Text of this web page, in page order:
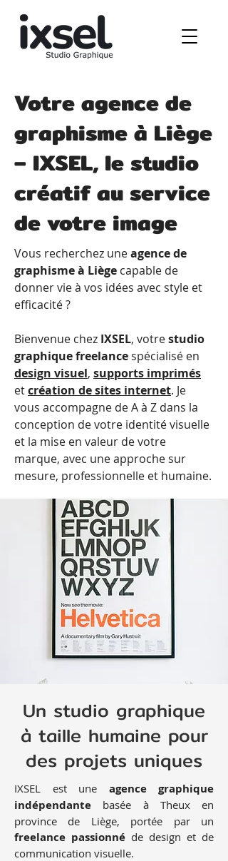
Votre agence de
graphisme à Liège
– IXSEL, le studio
créatif au service
de votre image
Vous recherchez uneagence de
graphisme à Liège capable de
donner vie à vos idées avec style et
efficacité ?
Bienvenue chez IXSEL, votrestudio
graphique freelancespécialisé en
design visuel, supports imprimés
etcréation de sites internet. Je
vous accompagne de A à Z dans la
conception de votre identité visuelle
et la mise en valeur de votre
marque, avec une approche sur
mesure, professionnelle et humaine.
Un studio graphique
à taille humaine pour
des projets uniques
IXSEL est une agence graphique
indépendante basée à Theux en
province de Liège, portée par un
freelance passionné de design et de
communication visuelle.